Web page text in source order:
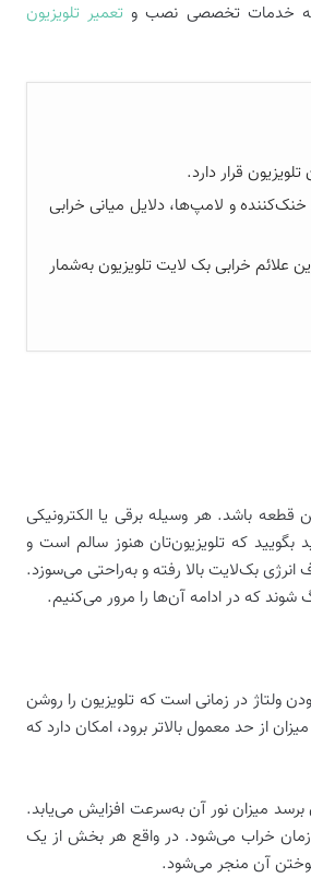
تعمیر تلویزیون
قرار دارد.
و لامپ‌ها، دلایل میانی خرابی
علائم خرابی بک لایت تلویزیون به‌شمار
باشد. هر وسیله برقی یا الکترونیکی
که تلویزیون‌تان هنوز سالم است و
بک‌لایت بالا رفته و به‌راحتی می‌سوزد.
که در ادامه آن‌ها را مرور می‌کنیم.
ولتاژ در زمانی است که تلویزیون را روشن
از حد معمول بالا‌تر برود، امکان دارد که
میزان نور آن به‌سرعت افزایش می‌یابد.
زمان خراب می‌شود. در واقع هر بخش از یک
آن منجر می‌شود.